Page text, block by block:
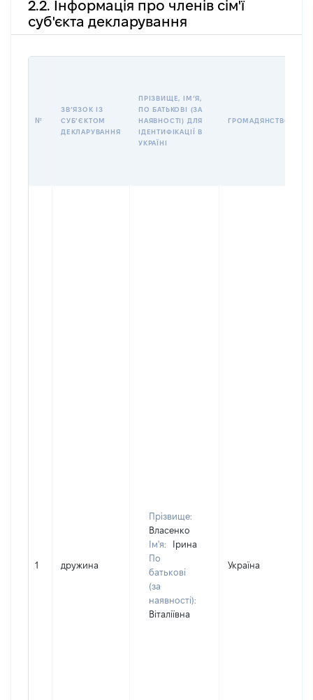
2.2. Інформація про членів сім'ї
суб'єкта декларування
№
ЗВʼЯЗОК ІЗ
СУБʼЄКТОМ
ДЕКЛАРУВАННЯ
ПРІЗВИЩЕ, ІМʼЯ,
ПО БАТЬКОВІ (ЗА
НАЯВНОСТІ) ДЛЯ
ІДЕНТИФІКАЦІЇ В
УКРАЇНІ
ГРОМАДЯНСТВО
1 дружина
Прізвище:
Власенко
Ім'я:
Ірина
По
батькові
(за
наявності):
Віталіївна
Україна